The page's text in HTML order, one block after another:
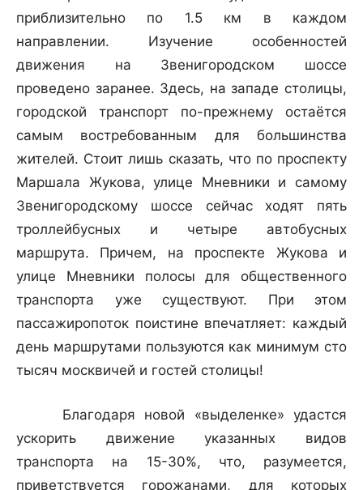
приблизительно по 1.5 км в каждом
направлении. Изучение особенностей
движения на Звенигородском шоссе
проведено заранее. Здесь, на западе столицы,
городской транспорт по-прежнему остаётся
самым востребованным для большинства
жителей. Стоит лишь сказать, что по проспекту
Маршала Жукова, улице Мневники и самому
Звенигородскому шоссе сейчас ходят пять
троллейбусных и четыре автобусных
маршрута. Причем, на проспекте Жукова и
улице Мневники полосы для общественного
транспорта уже существуют. При этом
пассажиропоток поистине впечатляет: каждый
день маршрутами пользуются как минимум сто
тысяч москвичей и гостей столицы!
Благодаря новой «выделенке» удастся
ускорить движение указанных видов
транспорта на 15-30%, что, разумеется,
приветствуется горожанами, для которых